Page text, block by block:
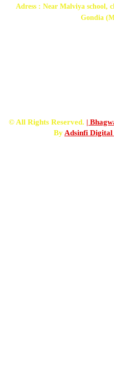
Adress : Near Malviya school,
Gondia
© All Rights Reserved. |
By Adsinfi Digital